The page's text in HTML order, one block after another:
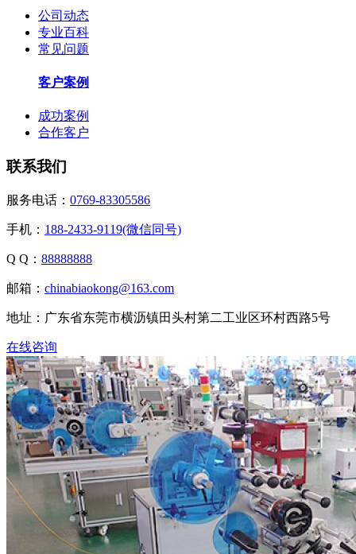
公司动态
专业百科
常见问题
客户案例
成功案例
合作客户
联系我们
服务电话： 0769-83305586
手机： 188-2433-9119(微信同号)
Q Q： 88888888
邮箱： chinabiaokong@163.com
地址：广东省东莞市横沥镇田头村第二工业区环村西路5号
在线咨询